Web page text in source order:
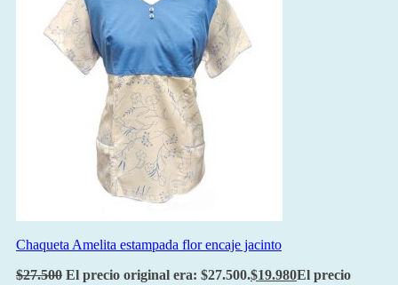
Chaqueta Amelita estampada flor encaje jacinto
$27.500 El precio original era: $27.500.$19.980El precio